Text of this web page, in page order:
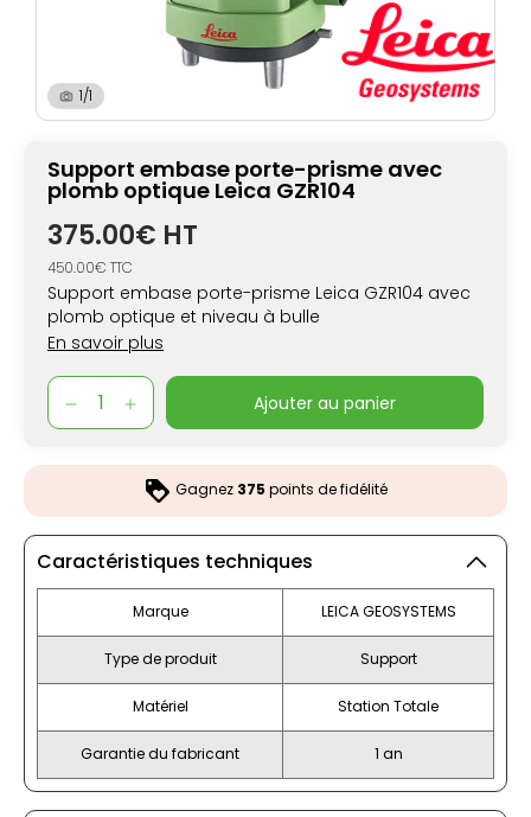
1/1
Support embase porte-prisme avec
plomb optique Leica GZR104
375.00€ HT
450.00€ TTC
Support embase porte-prisme Leica GZR104 avec
plomb optique et niveau à bulle
En savoir plus
ajouter au panier
Gagnez 375 points de fidélité
Caractéristiques techniques
Marque LEICA GEOSYSTEMS
Type de produit Support
Matériel Station Totale
Garantie du fabricant 1 an